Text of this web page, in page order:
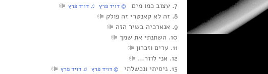
7. עצוב כמו מים
© דויד פרץ ♫ דויד פרץ
8. זה לא קאנטרי זה פולק
9. אנארכיה בשיר הזה
10. השתנתי את שמך
11. ערים וזכרון
12. אני לוזר…
13. ניסיתי ונכשלתי
© דויד פרץ ♫ דויד פרץ